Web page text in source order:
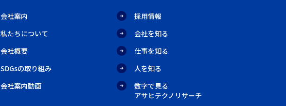
会社案内
私たちについて
会社概要
SDGsの取り組み
会社案内動画
採用情報
会社を知る
仕事を知る
人を知る
数字で見る
アサヒテクノリサーチ